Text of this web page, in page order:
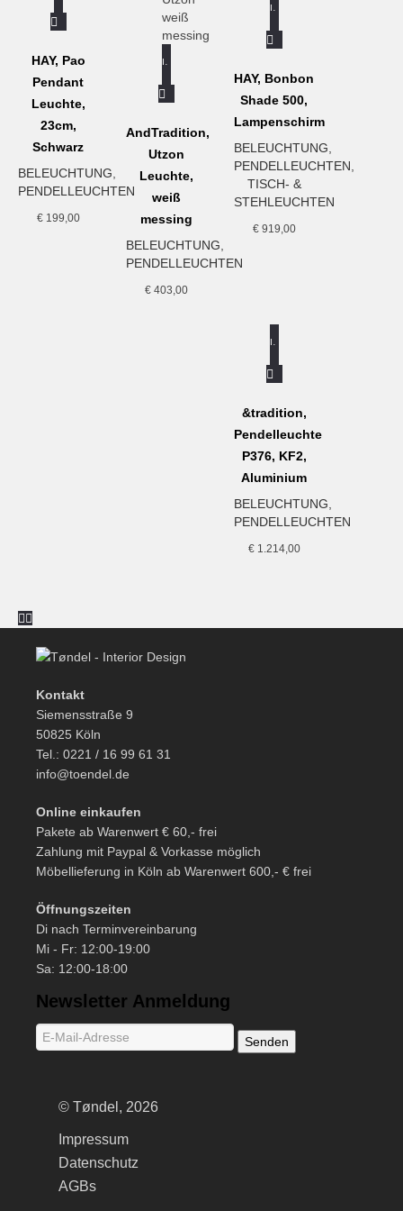
und Fortführen der nordischen Designtradion spielt bei der
Auswahl der Entwürfe ebenso eine Rolle wie das Interesse
an neuen Produktionstechniken und innovativem Umgang
mit Materialien.
www.andtradition.com
HAY, Pao
Pendant
Leuchte,
23cm,
Schwarz
BELEUCHTUNG
PENDELLEUCHTEN
€199,00
AndTradition,
Utzon
Leuchte,
weiß
messing
BELEUCHTUNG
PENDELLEUCHTEN
€403,00
HAY, Bonbon
Shade 500,
Lampenschirm
BELEUCHTUNG
PENDELLEUCHTEN
TISCH- &
STEHLEUCHTEN
€919,00
&tradition,
Pendelleuchte
P376, KF2,
Aluminium
BELEUCHTUNG
PENDELLEUCHTEN
€1.214,00
Kontakt
Siemensstraße 9
50825 Köln
Tel.: 0221 / 16 99 61 31
info@toendel.de
Online einkaufen
Pakete ab Warenwert € 60,- frei
Zahlung mit Paypal & Vorkasse möglich
Möbellieferung in Köln ab Warenwert 600,- € frei
Öffnungszeiten
Di nach Terminvereinbarung
Mi - Fr: 12:00-19:00
Sa: 12:00-18:00
Newsletter Anmeldung
© Tøndel, 2026
Impressum
Datenschutz
AGBs